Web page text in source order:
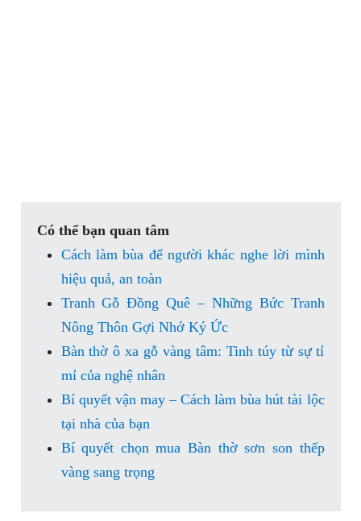
Có thể bạn quan tâm
Cách làm bùa để người khác nghe lời mình
hiệu quả, an toàn
Tranh Gỗ Đồng Quê – Những Bức Tranh
Nông Thôn Gợi Nhớ Ký Ức
Bàn thờ ô xa gỗ vàng tâm: Tinh túy từ sự tỉ
mỉ của nghệ nhân
Bí quyết vận may – Cách làm bùa hút tài lộc
tại nhà của bạn
Bí quyết chọn mua Bàn thờ sơn son thếp
vàng sang trọng